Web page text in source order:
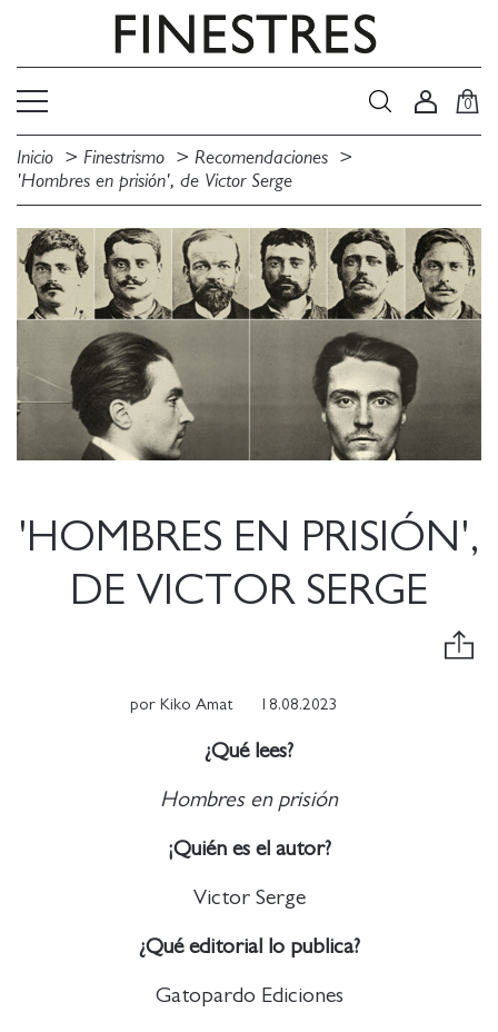
0
Inicio Finestrismo
Recomendaciones
'Hombres en prisión', de Victor Serge
'HOMBRES EN PRISIÓN',
DE VICTOR SERGE
por Kiko Amat 18.08.2023
¿Qué lees?
Hombres en prisión
¡Quién es el autor?
Victor Serge
¿Qué editorial lo publica?
Gatopardo Ediciones